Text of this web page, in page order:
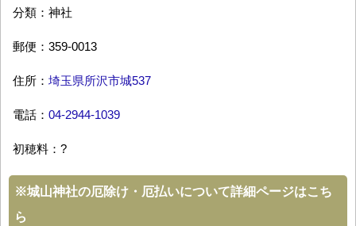
分類：神社
郵便：359-0013
住所： 埼玉県所沢市城537
電話： 04-2944-1039
初穂料：?
※城山神社の厄除け・厄払いについて詳細ページはこち
ら